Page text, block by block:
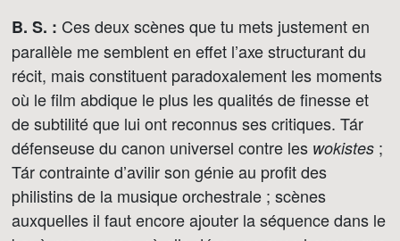
B. S. : Ces deux scènes que tu mets justement en
parallèle me semblent en effet l’axe structurant du
récit, mais constituent paradoxalement les moments
où le film abdique le plus les qualités de finesse et
de subtilité que lui ont reconnus ses critiques. Tár
défenseuse du canon universel contre les wokistes ;
Tár contrainte d’avilir son génie au profit des
philistins de la musique orchestrale ; scènes
auxquelles il faut encore ajouter la séquence dans le